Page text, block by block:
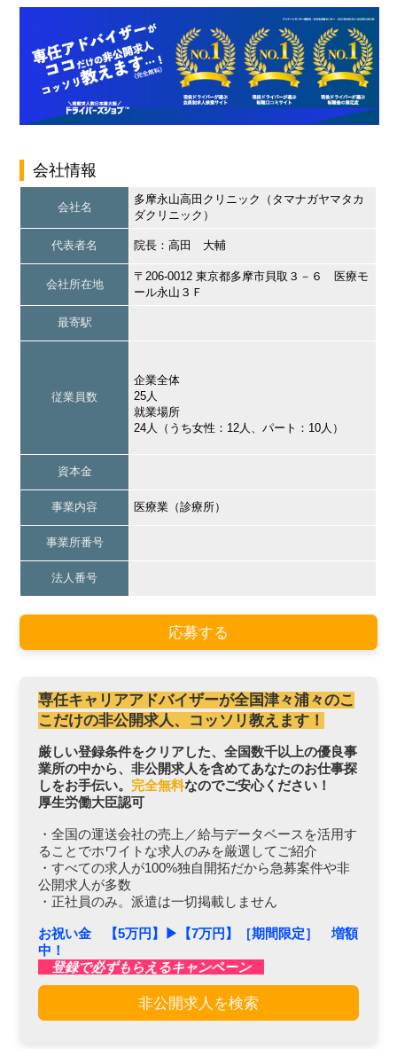
会社情報
会社名
多摩永山高田クリニック（タマナガヤマタカ
ダクリニック）
代表者名 院長：高田 大輔
会社所在地
〒206-0012 東京都多摩市貝取３－６ 医療モ
ール永山３Ｆ
最寄駅
従業員数
企業全体
25人
就業場所
24人（うち女性：12人、パート：10人）
資本金
事業内容 医療業（診療所）
事業所番号
法人番号
応募する
専任キャリアアドバイザーが全国津々浦々のこ
こだけの非公開求人、コッソリ教えます！
厳しい登録条件をクリアした、全国数千以上の優良事
業所の中から、非公開求人を含めてあなたのお仕事探
しをお手伝い。 完全無料なのでご安心ください！
厚生労働大臣認可
・全国の運送会社の売上／給与データベースを活用す
ることでホワイトな求人のみを厳選してご紹介
・すべての求人が100%独自開拓だから急募案件や非
公開求人が多数
・正社員のみ。派遣は一切掲載しません
お祝い金 【5万円】▶︎【7万円】［期間限定］ 増額
中！
登録で必ずもらえるキャンペーン
非公開求人を検索